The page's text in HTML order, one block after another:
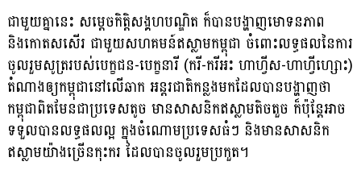
ជាមួយគ្នានេះ សម្តេចកិត្តិសង្គហបណ្ឌិត ក៏បានបង្ហាញមោទនភាព
និងកោតសសើរ ជាមួយសហគមន៍ឥស្លាមកម្ពុជា ចំពោះលទ្ធផលនៃការ
ចូលរួមសូត្ររបស់បេក្ខជន-បេក្ខនារី (ករី-ករីអះ ហាហ្វីស-ហាហ្វីហ្សោះ)
តំណាងឲ្យកម្ពុជានៅលើឆាក អន្តរជាតិកន្លងមកដែលបានបង្ហាញថា
កម្ពុជាពិតមែនជាប្រទេសតូច មានសាសនិកឥស្លាមតិចតួច ក៏ប៉ុន្តែអាច
ទទួលបានលទ្ធផលល្អ ក្នុងចំណោមប្រទេសធំៗ និងមានសាសនិក
ឥស្លាមយ៉ាងច្រើនកុះករ ដែលបានចូលរួមប្រកួត។